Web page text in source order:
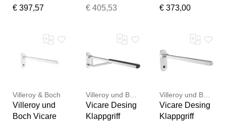
Desing
cm, Edelstahl
Auflage und
€ 397,57
92174361 85
Edelstahl-
€ 405,53
Desing
cm, Edelstahl
verchromt,
weiche
Auflage und
hanismus
€ 373,00
Villeroy & Boch
Villeroy und
Boch Vicare
Vicare Desing
Klappgriff
Villeroy und Boch
Vicare Desing
Klappgriff